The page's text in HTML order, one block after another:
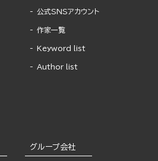
公式SNSアカウント
作家一覧
Keyword list
Author list
グループ会社